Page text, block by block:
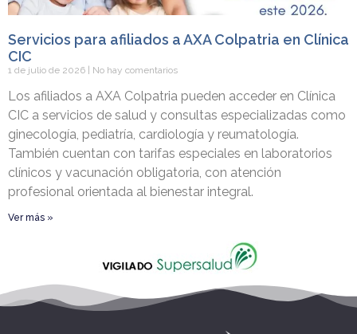
Servicios para afiliados a AXA Colpatria en Clínica
CIC
1 de julio de 2026 No hay comentarios
Los afiliados a AXA Colpatria pueden acceder en Clínica
CIC a servicios de salud y consultas especializadas como
ginecología, pediatría, cardiología y reumatología.
También cuentan con tarifas especiales en laboratorios
clínicos y vacunación obligatoria, con atención
profesional orientada al bienestar integral.
Ver más »